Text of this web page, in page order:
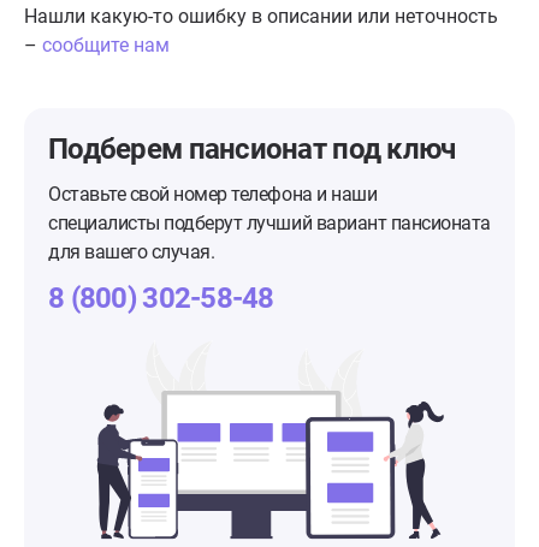
Нашли какую-то ошибку в описании или неточность
– сообщите нам
Подберем пансионатпод ключ
Оставьте свой номер телефона и наши
специалисты подберут лучший вариант пансионата
для вашего случая.
8 (800) 302-58-48